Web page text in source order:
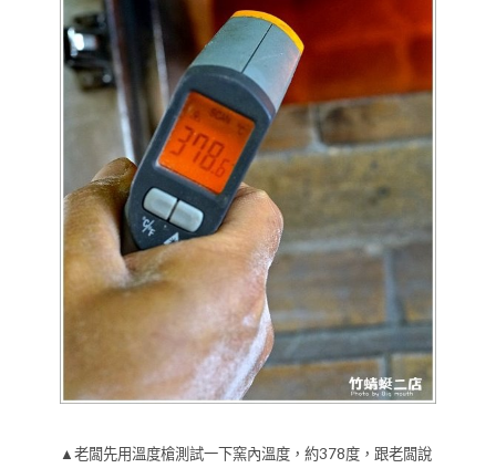
▲老闆先用溫度槍測試一下窯內溫度，約378度，跟老闆說